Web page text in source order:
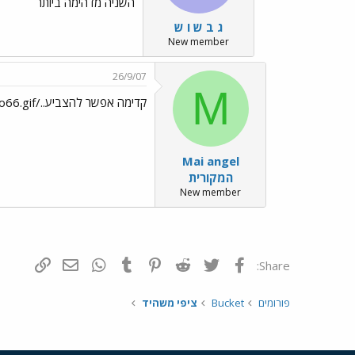
ג ב ש ו ש
New member
M
Mai angel
המקורית
New member
26/9/07
קדימה אפשר להצביע../images/Emo13.gif../images/Emo66.gif
Share: פייסבוק Twitter
Reddit
Pinterest
Tumblr
WhatsAppדואר אלקטרוני
פורומים Bucket ציפי משהיד